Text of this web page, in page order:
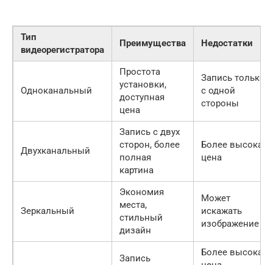
Тип
видеорегистратора
Преимущества Недостатки
Одноканальный
Простота
установки,
доступная
цена
Запись только
с одной
стороны
Двухканальный
Запись с двух
сторон, более
полная
картина
Более высокая
цена
Зеркальный
Экономия
места,
стильный
дизайн
Может
искажать
изображение
Запись
Более высокая